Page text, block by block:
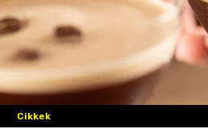
Cikkek